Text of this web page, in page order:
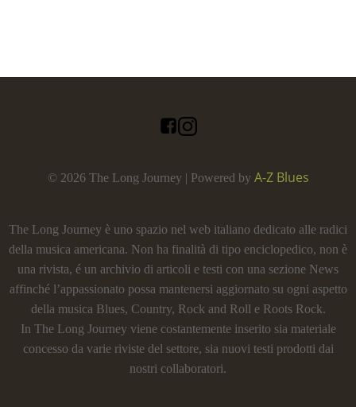
© 2026 The Long Journey | Powered by A-Z Blues
The Long Journey è uno spazio nel web italiano dedicato alle radici
della musica americana. Non ha finalità di tipo enciclopedico, non è
una rivista, é un archivio di articoli e testi con una sezione News
affinché l’appassionato possa mantenersi aggiornato su ogni aspetto
della musica Blues, Country, Rock and Roll e Roots Rock.
In The Long Journey viene costantemente inserito sia materiale
concesso da varie riviste del settore, sia nuovi testi prodotti dai
nostri collaboratori.